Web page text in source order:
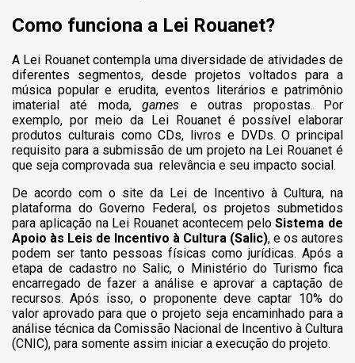
Como funciona a Lei Rouanet?
A Lei Rouanet contempla uma diversidade de atividades de
diferentes segmentos, desde projetos voltados para a
música popular e erudita, eventos literários e patrimônio
imaterial até moda,games e outras propostas. Por
exemplo, por meio da Lei Rouanet é possível elaborar
produtos culturais como CDs, livros e DVDs. O principal
requisito para a submissão de um projeto na Lei Rouanet é
que seja comprovada sua relevância e seu impacto social.
De acordo com o site da Lei de Incentivo à Cultura, na
plataforma do Governo Federal, os projetos submetidos
para aplicação na Lei Rouanet acontecem peloSistema de
Apoio às Leis de Incentivo à Cultura (Salic), e os autores
podem ser tanto pessoas físicas como jurídicas. Após a
etapa de cadastro no Salic, o Ministério do Turismo fica
encarregado de fazer a análise e aprovar a captação de
recursos. Após isso, o proponente deve captar 10% do
valor aprovado para que o projeto seja encaminhado para a
análise técnica da Comissão Nacional de Incentivo à Cultura
(CNIC), para somente assim iniciar a execução do projeto.